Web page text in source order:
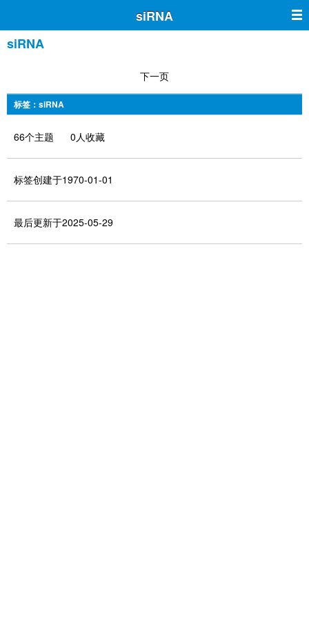
siRNA
siRNA
下一页
标签：siRNA
66个主题 0人收藏
标签创建于1970-01-01
最后更新于2025-05-29